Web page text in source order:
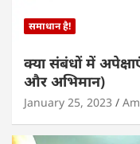
समाधान है!
क्या संबंधों में
और अभिमान)
January 25, 2023